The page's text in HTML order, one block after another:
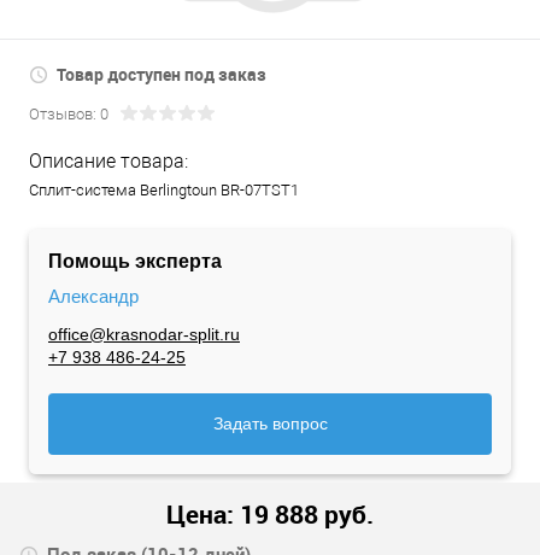
Товар доступен под заказ
Отзывов: 0
Описание товара:
Сплит-система Berlingtoun BR-07TST1
Помощь эксперта
Александр
office@krasnodar-split.ru
+7 938 486-24-25
Задать вопрос
Цена: 19 888 руб.